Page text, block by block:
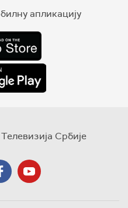
апликацију
Србије